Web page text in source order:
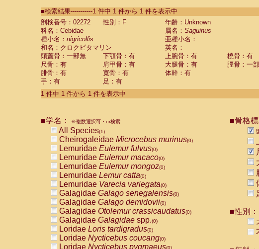
CebidaeSaguinus labiatus(0)
Cebidae Saguinus leucopus (0)
Cebidae
CebidaeSaguinus mystax
CebidaeSaguinus nigricollis (1)
Cebidae Saguinus oedipus
Cebidae Saguinus weddelli
Cebidae Saguinusspp.
Cebidae Aotus trivirgatus
Cebidae Cebus albifrons
CebidaeCebus nigrivittatus
CebidaeCebus
CebidaeSaimiri boliviensis(0)
CebidaeSaimiri sciureus(0)
AtelidaeAlouatta caraya(0)
AtelidaeAlouatta fusca(0)
AtelidaeAlouatta seniculus
AtelidaeAlouattaspp.(0)
AtelidaeAteles belzebuth(0)
AtelidaeAteles geoffroyi(0)
AtelidaeAteles paniscus(0)
AtelidaeAtelesspp.(0)
Atelidae Lagothrix lagothricha
AtelidaeLagothrix lagothricha cana
PitheciidaeCacajao calvus rubicundus
■検索結果-----------1 件中 1 件から 1 件を表示中
剖検番号：02272
性別：F
年齢：Unknown
科名：Cebidae
属名： Saguinus
種小名： nigricollis
亜種小名：
和名：クロクビタマリン
英名：
頭蓋骨：一部無
下顎骨：有 上腕骨：有
橈骨：有
尺骨：有
肩甲骨：有 大腿骨：有
脛骨：一
腓骨：有
寛骨：有
体幹：有
手：有
足：有
1 件中 1 件から 1 件を表示中
■学名： ※複数選択可・or検索
All Species(1)
Cheirogaleidae Microcebus murinus(0)
Lemuridae Eulemur fulvus(0)
Lemuridae Eulemur macaco(0)
Lemuridae Eulemur mongoz(0)
Lemuridae Lemur catta(0)
Lemuridae Varecia variegata(0)
Galagidae Galago senegalensis(0)
Galagidae Galago demidovii(0)
Galagidae Otolemur crassicaudatus(0)
Galagidae Galagidae spp.(0)
Loridae Loris tardigradus(0)
Loridae Nycticebus coucang(0)
Loridae Nycticebus pygmaeus(0)
■骨格標
■性別：